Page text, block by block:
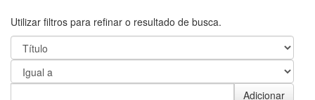
Utilizar filtros para refinar o resultado de busca.